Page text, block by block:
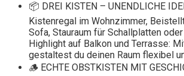
📦 DREI KISTEN – UNENDLICHE
Kistenregal im Wohnzimmer,
Sofa, Stauraum für Schallplatten
Highlight auf Balkon und Terrasse:
gestaltest du deinen Raum flexibel
🪵 ECHTE OBSTKISTEN MIT